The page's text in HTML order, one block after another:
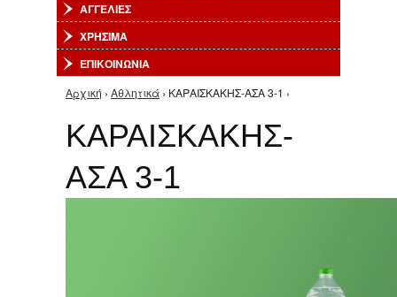
ΑΓΓΕΛΙΕΣ
ΧΡΗΣΙΜΑ
ΕΠΙΚΟΙΝΩΝΙΑ
Είστε εδώ
Αρχική › Αθλητικά › ΚΑΡΑΙΣΚΑΚΗΣ-ΑΣΑ 3-1 ›
ΚΑΡΑΙΣΚΑΚΗΣ-
ΑΣΑ 3-1